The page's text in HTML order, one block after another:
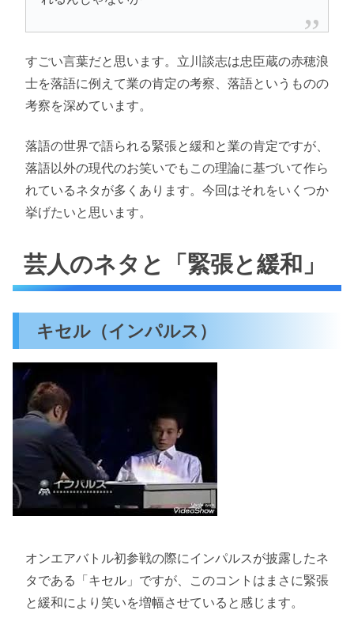
すごい言葉だと思います。立川談志は忠臣蔵の赤穂浪
士を落語に例えて業の肯定の考察、落語というものの
考察を深めています。
落語の世界で語られる緊張と緩和と業の肯定ですが、
落語以外の現代のお笑いでもこの理論に基づいて作ら
れているネタが多くあります。今回はそれをいくつか
挙げたいと思います。
芸人のネタと「緊張と緩和」
キセル（インパルス）
オンエアバトル初参戦の際にインパルスが披露したネ
タである「キセル」ですが、このコントはまさに緊張
と緩和により笑いを増幅させていると感じます。